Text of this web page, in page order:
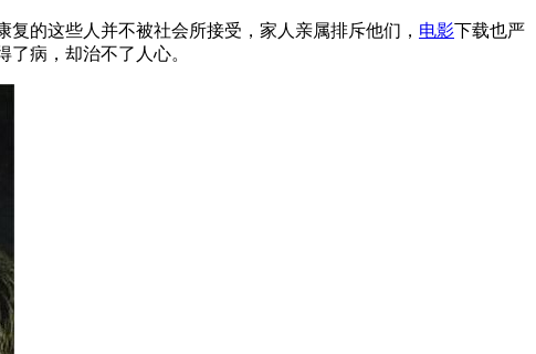
的这些人并不被社会所接受，家人亲属排斥他们， 电影下载也严
病，却治不了人心。